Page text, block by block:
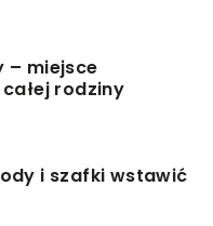
– miejsce
rodziny
i szafki wstawić